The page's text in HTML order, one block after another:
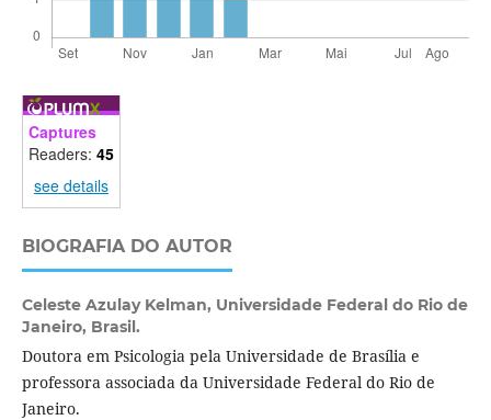
Captures
Readers: 45
see details
BIOGRAFIA DO AUTOR
Celeste Azulay Kelman, Universidade Federal do Rio de
Janeiro, Brasil.
Doutora em Psicologia pela Universidade de Brasília e
professora associada da Universidade Federal do Rio de
Janeiro.